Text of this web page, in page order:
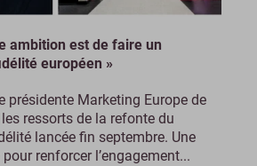
ambition est de faire un
européen »
présidente Marketing Europe de
ressorts de la refonte du
lancée fin septembre. Une
renforcer l’engagement...